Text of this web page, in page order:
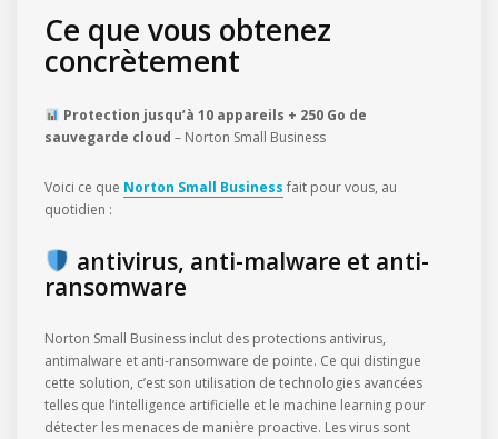
Ce que vous obtenez
concrètement
Protection jusqu’à 10 appareils + 250 Go de
sauvegarde cloud – Norton Small Business
Voici ce que Norton Small Business fait pour vous, au
quotidien :
antivirus, anti-malware et anti-
ransomware
Norton Small Business inclut des protections antivirus,
antimalware et anti-ransomware de pointe. Ce qui distingue
cette solution, c’est son utilisation de technologies avancées
telles que l’intelligence artificielle et le machine learning pour
détecter les menaces de manière proactive. Les virus sont